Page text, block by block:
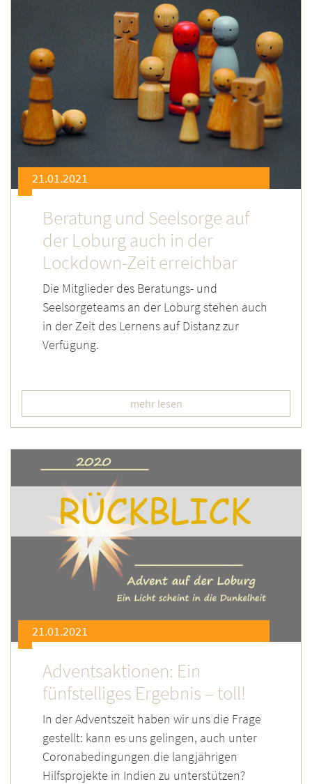
21.01.2021
Beratung und Seelsorge auf
der Loburg auch in der
Lockdown-Zeit erreichbar
Die Mitglieder des Beratungs- und
Seelsorgeteams an der Loburg stehen auch
in der Zeit des Lernens auf Distanz zur
Verfügung.
mehr lesen
21.01.2021
Adventsaktionen: Ein
fünfstelliges Ergebnis – toll!
In der Adventszeit haben wir uns die Frage
gestellt: kann es uns gelingen, auch unter
Coronabedingungen die langjährigen
Hilfsprojekte in Indien zu unterstützen?